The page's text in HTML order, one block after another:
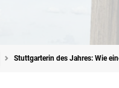
Stuttgarterin des Jahres: Wie